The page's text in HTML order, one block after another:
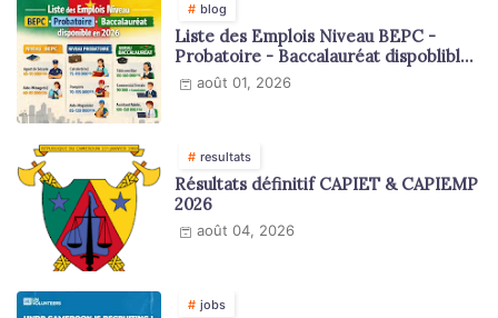
blog
Liste des Emplois Niveau BEPC -
Probatoire - Baccalauréat dispoblible
en 2026
août 01, 2026
resultats
Résultats définitif CAPIET & CAPIEMP
2026
août 04, 2026
jobs